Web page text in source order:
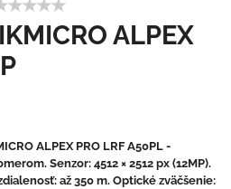
ALPEX
ALPEX PRO LRF A50PL -
Senzor: 4512 × 2512 px (12MP).
až 350 m. Optické zväčšenie: